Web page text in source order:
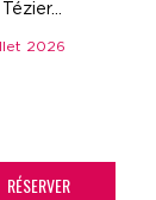
2026
RÉSERVER